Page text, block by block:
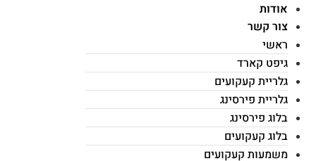
אודות
צור קשר
ראשי
גיפט קארד
גלריית קעקועים
גלריית פירסינג
בלוג פירסינג
בלוג קעקועים
משמעות קעקועים